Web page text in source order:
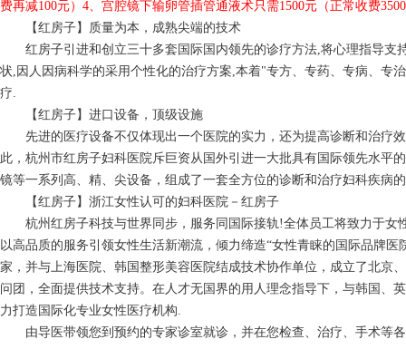
费再减100元）4、宫腔镜下输卵管插管通液术只需1500元（正常收费
【红房子】质量为本，成熟尖端的技术
红房子引进和创立三十多套国际国内领先的诊疗方法,将心理指导支
状,因人因病科学的采用个性化的治疗方案,本着"专方、专药、专病、专
疗.
【红房子】进口设备，顶级设施
先进的医疗设备不仅体现出一个医院的实力，还为提高诊断和治疗
此，杭州市红房子妇科医院斥巨资从国外引进一大批具有国际领先水平
镜等一系列高、精、尖设备，组成了一套全方位的诊断和治疗妇科疾病
【红房子】浙江女性认可的妇科医院－红房子
杭州红房子科技与世界同步，服务同国际接轨!全体员工将致力于女
以高品质的服务引领女性生活新潮流，倾力缔造“女性青睐的国际品牌
家，并与上海医院、韩国整形美容医院结成技术协作单位，成立了北京
问团，全面提供技术支持。在人才无国界的用人理念指导下，与韩国、
力打造国际化专业女性医疗机构.
由导医带领您到预约的专家诊室就诊，并在您检查、治疗、手术等